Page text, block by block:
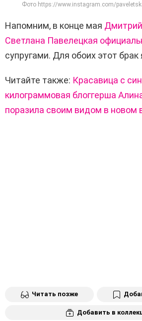
Фото https://www.instagram.com/
Напомним, в конце мая
Светлана Павелецкая
супругами. Для обоих этот
Читайте также: Красавица с
килограммовая блоггерша
поразила своим видом в новом
Читать позже
Добавить в